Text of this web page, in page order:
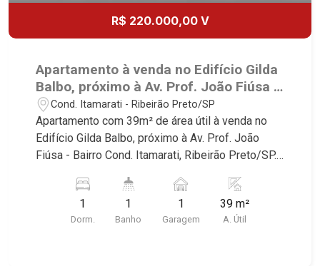
R$ 220.000,00 V
Apartamento à venda no Edifício Gilda
Balbo, próximo à Av. Prof. João Fiúsa -
Ribeirão Preto/SP.
Cond. Itamarati - Ribeirão Preto/SP
Apartamento com 39m² de área útil à venda no
Edifício Gilda Balbo, próximo à Av. Prof. João
Fiúsa - Bairro Cond. Itamarati, Ribeirão Preto/SP.
Martinelli Imobiliária selecionou para você: -
39m² de área útil - 1 dormitórios com armário e
ar-condicioando - Banheiro social - Sala 2
1
Dorm.
1
Banho
1
Garagem
39 m²
A. Útil